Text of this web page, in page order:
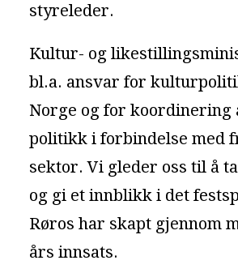
styreleder.
Kultur- og
bl.a. ansvar for
Norge og for koordinering
politikk i forbindelse med
sektor. Vi gleder oss til å
og gi et innblikk i det
Røros har skapt gjennom
års innsats.